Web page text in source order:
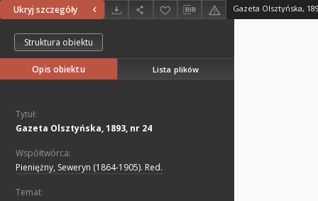
Ukryj szczegóły Gazeta Olsztyńska,
Struktura obiektu
Opis obiektu Lista plików
Tytuł:
Gazeta Olsztyńska, 1893, nr 24
Współtwórca:
Pieniężny, Seweryn (1864-1905). Red.
Temat: